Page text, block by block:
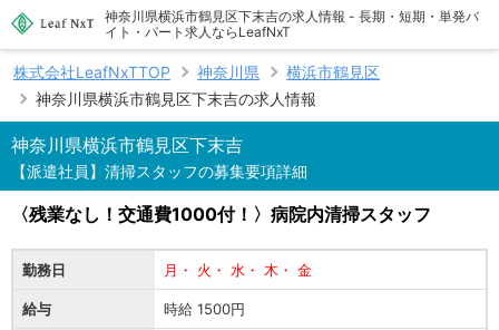
神奈川県横浜市鶴見区下末吉の求人情報 - 長期・短期・単発バ
イト・パート求人ならLeafNxT
株式会社LeafNxTTOP 神奈川県
横浜市鶴見区
神奈川県横浜市鶴見区下末吉の求人情報
神奈川県横浜市鶴見区下末吉
【派遣社員】清掃スタッフの募集要項詳細
〈残業なし！交通費1000付！〉病院内清掃スタッフ
勤務日 月・ 火・ 水・ 木・ 金
給与 時給 1500円